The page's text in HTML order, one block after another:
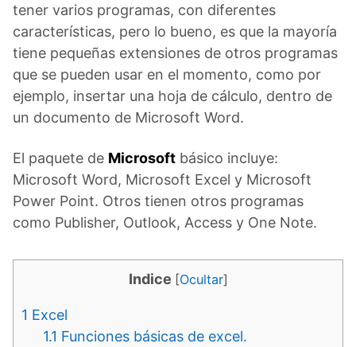
tener varios programas, con diferentes
características, pero lo bueno, es que la mayoría
tiene pequeñas extensiones de otros programas
que se pueden usar en el momento, como por
ejemplo, insertar una hoja de cálculo, dentro de
un documento de Microsoft Word.
El paquete de Microsoft básico incluye:
Microsoft Word, Microsoft Excel y Microsoft
Power Point. Otros tienen otros programas
como Publisher, Outlook, Access y One Note.
Indice [Ocultar]
1 Excel
1.1 Funciones básicas de excel.